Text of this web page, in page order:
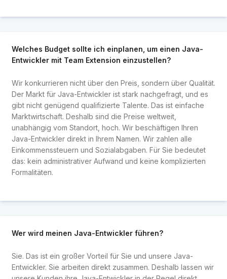
Welches Budget sollte ich einplanen, um einen Java-
Entwickler mit Team Extension einzustellen?
Wir konkurrieren nicht über den Preis, sondern über Qualität.
Der Markt für Java-Entwickler ist stark nachgefragt, und es
gibt nicht genügend qualifizierte Talente. Das ist einfache
Marktwirtschaft. Deshalb sind die Preise weltweit,
unabhängig vom Standort, hoch. Wir beschäftigen Ihren
Java-Entwickler direkt in Ihrem Namen. Wir zahlen alle
Einkommenssteuern und Sozialabgaben. Für Sie bedeutet
das: kein administrativer Aufwand und keine komplizierten
Formalitäten.
Wer wird meinen Java-Entwickler führen?
Sie. Das ist ein großer Vorteil für Sie und unsere Java-
Entwickler. Sie arbeiten direkt zusammen. Deshalb lassen wir